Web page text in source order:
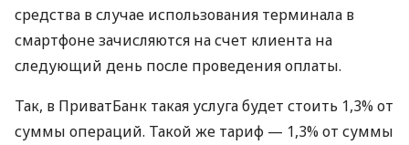
средства в случае использования терминала в
смартфоне зачисляются на счет клиента на
следующий день после проведения оплаты.
Так, в ПриватБанк такая услуга будет стоить 1,3% от
суммы операций. Такой же тариф — 1,3% от суммы